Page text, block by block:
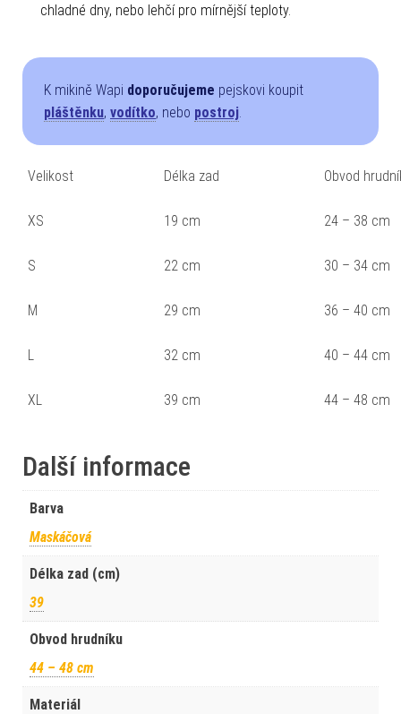
chladné dny, nebo lehčí pro mírnější teploty.
K mikině Wapi doporučujeme pejskovi koupit
pláštěnku, vodítko, nebo postroj.
Velikost Délka zad Obvod
XS 19 cm 24 – 38 cm
S 22 cm 30 – 34 cm
M 29 cm 36 – 40 cm
L 32 cm 40 – 44 cm
XL 39 cm 44 – 48 cm
Další informace
Barva
Maskáčová
Délka zad (cm)
39
Obvod hrudníku
44 – 48 cm
Materiál